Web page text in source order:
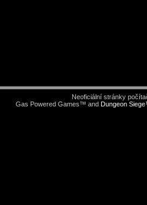
Neoficiální stránky
Gas Powered Games™ and Dungeon